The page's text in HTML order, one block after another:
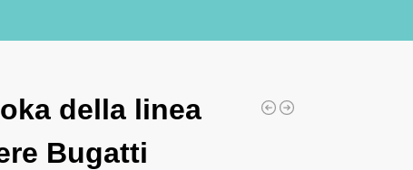
della linea
Bugatti